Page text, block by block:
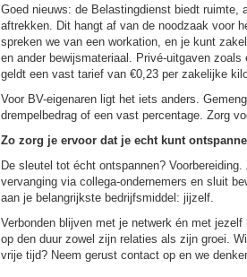
Goed nieuws: de Belastingdienst biedt
aftrekken. Dit hangt af van de noodzaak voor
spreken we van een workation, en je kunt
en ander bewijsmateriaal. Privé-uitgaven
geldt een vast tarief van €0,23 per zakelijke
Voor BV-eigenaren ligt het iets anders.
drempelbedrag of een vast percentage. Zorg
Zo zorg je ervoor dat je echt kunt
De sleutel tot écht ontspannen?
vervanging via collega-ondernemers en sluit
aan je belangrijkste bedrijfsmiddel: jijzelf.
Verbonden blijven met je netwerk én met
op den duur zowel zijn relaties als zijn groei.
vrije tijd? Neem gerust contact op en we